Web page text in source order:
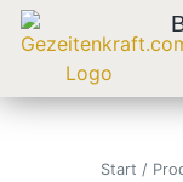
Start /